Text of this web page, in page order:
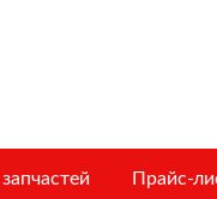
Прайс-